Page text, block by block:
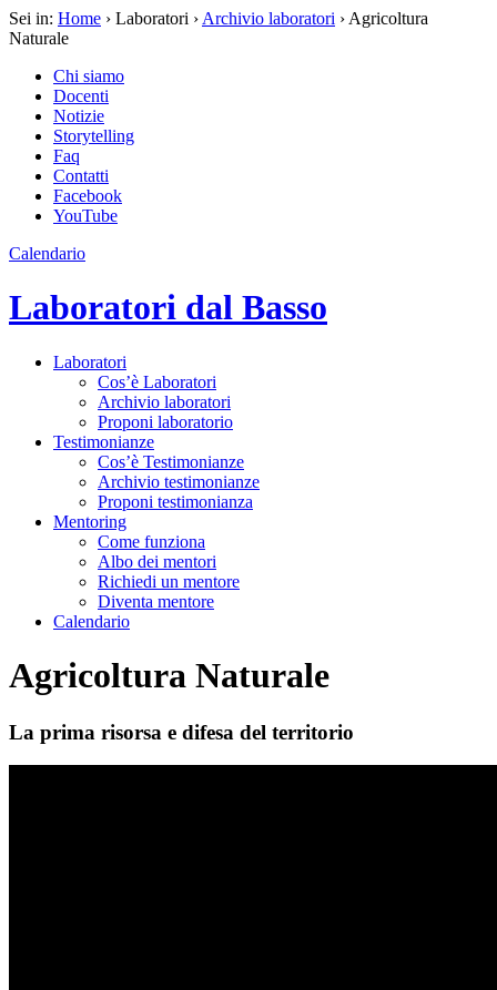
Sei in: Home › Laboratori › Archivio laboratori › Agricoltura
Naturale
Chi siamo
Docenti
Notizie
Storytelling
Faq
Contatti
Facebook
YouTube
Calendario
Laboratori dal Basso
Laboratori
Cos’è Laboratori
Archivio laboratori
Proponi laboratorio
Testimonianze
Cos’è Testimonianze
Archivio testimonianze
Proponi testimonianza
Mentoring
Come funziona
Albo dei mentori
Richiedi un mentore
Diventa mentore
Calendario
Agricoltura Naturale
La prima risorsa e difesa del territorio